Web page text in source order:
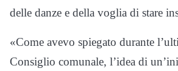
delle danze e della voglia di stare
«Come avevo spiegato durante
Consiglio comunale, l’idea di